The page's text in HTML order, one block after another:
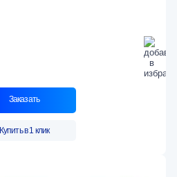
Заказать
Купить в 1 клик